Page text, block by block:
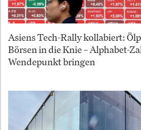
Asiens Tech-Rally kollabiert:
Börsen in die Knie – Alphabet-
Wendepunkt bringen